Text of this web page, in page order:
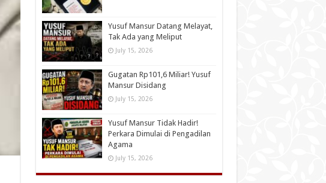
Yusuf Mansur Datang Melayat,
Tak Ada yang Meliput
July 15, 2026
Gugatan Rp101,6 Miliar! Yusuf
Mansur Disidang
July 15, 2026
Yusuf Mansur Tidak Hadir!
Perkara Dimulai di Pengadilan
Agama
July 15, 2026